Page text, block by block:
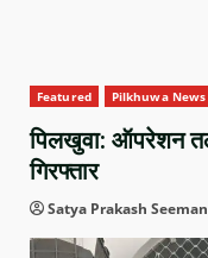
Featured Pilkhuwa News
पिलखुवा: ऑपरेशन
गिरफ्तार
Satya Prakash Seeman